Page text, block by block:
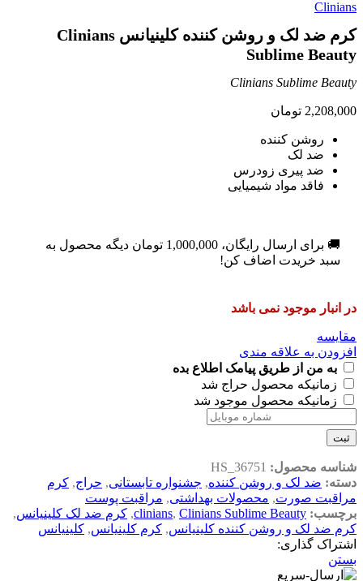
کرم ضد لک و روشن کننده کلینیانس Clinians
Sublime Beauty
Clinians Sublime Beauty
2,208,000 تومان
روشن کننده
ضد لک
ضد پیری زودرس
فاقد مواد شیمیایی
🚚 برای ارسال رایگان، 1,000,000 تومان دیگه محصول به
سبد خریدت اضاف کن!
در انبار موجود نمی باشد
مقایسه
افزودن به علاقه مندی
به من از طریق پیامک اطلاع بده
زمانیکه محصول حراج شد
زمانیکه محصول موجود شد
ثبت
شناسه محصول: HS_36751
دسته: ضد لک و روشن کننده, جشنواره تابستانی, حراج, کرم
مراقبت صورت, محصولات بهداشتی, مراقبت پوست
برچسب:
clinians, Clinians Sublime Beauty
, کرم ضد لک کلینیانس,
کرم ضد لک و روشن کننده کلینیانس, کرم کلینیانس, کلینیانس
اشتراک گذاری:
بستن